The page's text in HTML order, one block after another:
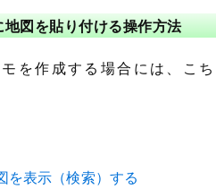
図を貼り付ける操作方法
を作成する場合には、こ
を表示（検索）する